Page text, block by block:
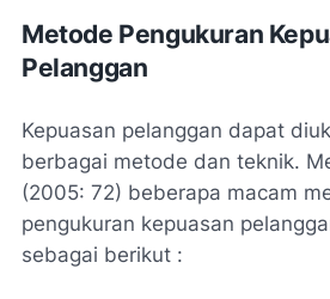
Metode Pengukuran
Pelanggan
Kepuasan pelanggan dapat
berbagai metode dan teknik.
(2005: 72) beberapa macam
pengukuran kepuasan
sebagai berikut :